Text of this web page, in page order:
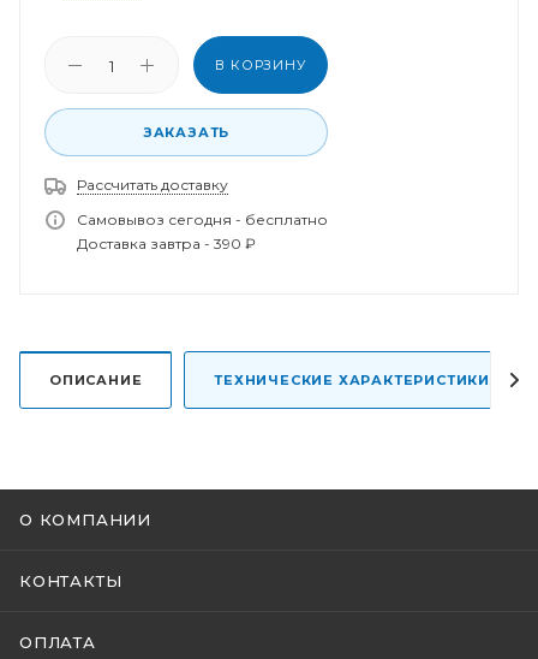
В КОРЗИНУ
ЗАКАЗАТЬ
Рассчитать доставку
Самовывоз сегодня - бесплатно
Доставка завтра - 390 ₽
ОПИСАНИЕ ТЕХНИЧЕСКИЕ ХАРАКТЕРИСТИКИ
О КОМПАНИИ
КОНТАКТЫ
ОПЛАТА
Спасибо за заказ!
вами.